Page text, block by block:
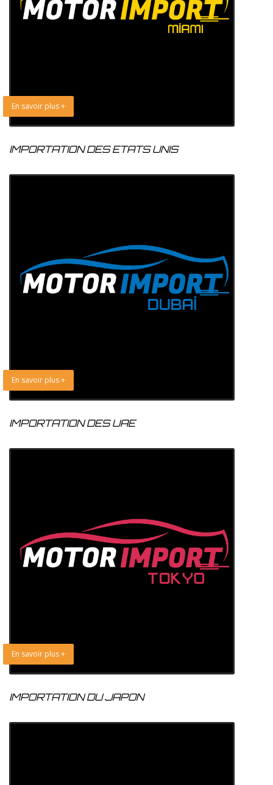
En savoir plus +
IMPORTATION DES ETATS UNIS
En savoir plus +
IMPORTATION DES UAE
En savoir plus +
IMPORTATION DU JAPON